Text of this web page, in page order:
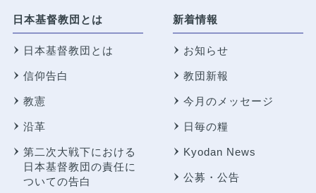
日本基督教団とは
日本基督教団とは
信仰告白
教憲
沿革
第二次大戦下における
日本基督教団の責任に
ついての告白
新着情報
お知らせ
教団新報
今月のメッセージ
日毎の糧
Kyodan News
公募・公告